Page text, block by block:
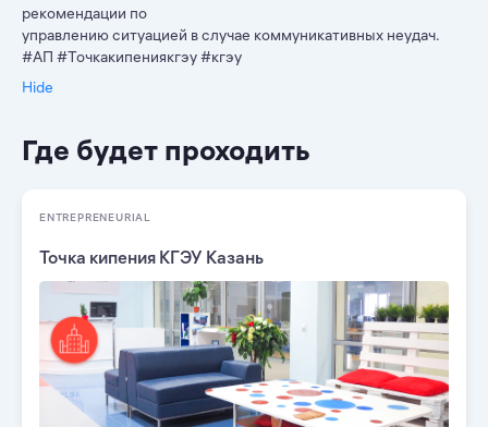
рекомендации по
управлению ситуацией в случае коммуникативных неудач.
#АП #Точкакипениякгэу #кгэу
Hide
Где будет проходить
ENTREPRENEURIAL
Точка кипения КГЭУ Казань